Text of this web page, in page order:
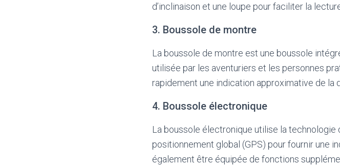
d’inclinaison et une loupe pour faciliter la
3. Boussole de montre
La boussole de montre est une boussole
utilisée par les aventuriers et les personnes
rapidement une indication approximative de la
4. Boussole électronique
La boussole électronique utilise la
positionnement global (GPS) pour fournir une
également être équipée de fonctions